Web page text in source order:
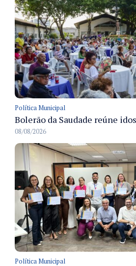
Política Municipal
08/08/2026
Política Municipal